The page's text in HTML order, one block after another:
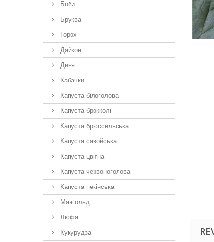
Боби
Бруква
Горох
Дайкон
Диня
Кабачки
Капуста білоголова
Капуста брокколі
Капуста брюссельська
Капуста савойська
Капуста цвітна
Капуста червоноголова
Капуста пекінська
Мангольд
Люфа
Кукурудза